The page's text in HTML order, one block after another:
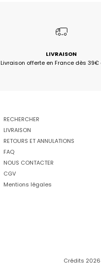
LIVRAISON
Livraison offerte en France dès
RECHERCHER
LIVRAISON
RETOURS ET ANNULATIONS
FAQ
NOUS CONTACTER
CGV
Mentions légales
Crédits